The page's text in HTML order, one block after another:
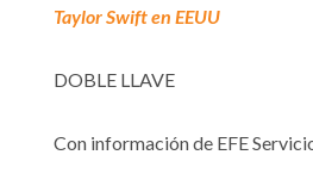
Taylor Swift en EEUU
DOBLE LLAVE
Con información de EFE